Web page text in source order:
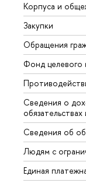
Корпуса и
Закупки
Обращения
Фонд целевого
Сведения о
Сведения об
Людям с
Единая